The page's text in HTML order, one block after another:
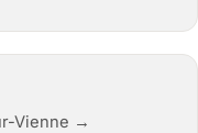
Vienne →